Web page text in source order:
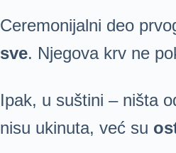
Ceremonijalni deo
sve. Njegova krv ne
Ipak, u suštini – ništa
nisu ukinuta, već su